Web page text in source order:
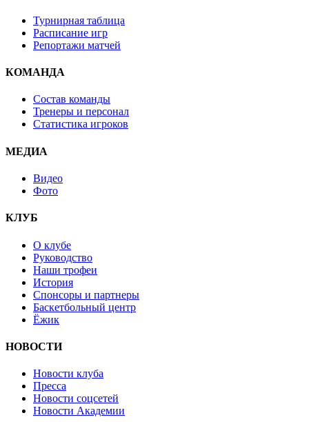
Турнирная таблица
Расписание игр
Репортажи матчей
КОМАНДА
Состав команды
Тренеры и персонал
Статистика игроков
МЕДИА
Видео
Фото
КЛУБ
О клубе
Руководство
Наши трофеи
История
Спонсоры и партнеры
Баскетбольный центр
Ёжик
НОВОСТИ
Новости клуба
Пресса
Новости соцсетей
Новости Академии